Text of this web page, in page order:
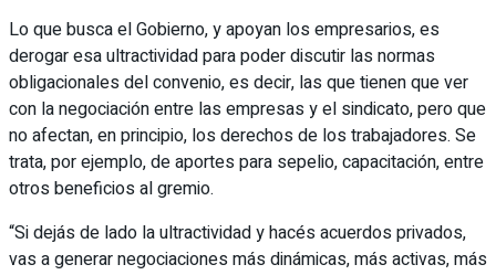
Lo que busca el Gobierno, y apoyan los empresarios, es
derogar esa ultractividad para poder discutir las normas
obligacionales del convenio, es decir, las que tienen que ver
con la negociación entre las empresas y el sindicato, pero que
no afectan, en principio, los derechos de los trabajadores. Se
trata, por ejemplo, de aportes para sepelio, capacitación, entre
otros beneficios al gremio.
“Si dejás de lado la ultractividad y hacés acuerdos privados,
vas a generar negociaciones más dinámicas, más activas, más